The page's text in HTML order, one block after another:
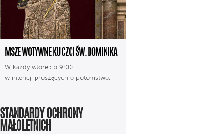
MSZE WOTYWNE KU CZCI ŚW. DOMINIKA
W każdy wtorek o 9:00
w intencji proszących o potomstwo.
STANDARDY OCHRONY
MAŁOLETNICH